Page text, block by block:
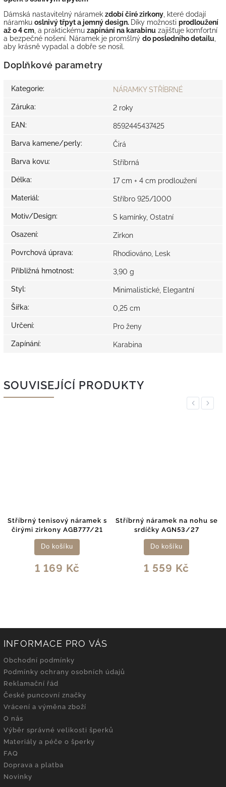
Dámská nastavitelný náramek zdobí čiré zirkony , které dodají
náramku oslnivý třpyt a jemný design. Díky možnosti prodloužení
až o 4 cm , a praktickému zapínání na karabinu zajišťuje komfortní
a bezpečné nošení. Náramek je promšlný do posledního detailu
aby krásně vypadal a dobře se nosil.
Doplňkové parametry
Kategorie: NÁRAMKY STŘÍBRNÉ
Záruka: 2 roky
EAN: 8592445437425
Barva kamene/perly: Čirá
Barva kovu: Stříbrná
Délka: 17 cm + 4 cm prodloužení
Materiál: Stříbro 925/1000
Motiv/Design: S kamínky, Ostatní
Osazení: Zirkon
Povrchová úprava: Rhodiováno, Lesk
Přibližná hmotnost: 3,90 g
Styl: Minimalistické, Elegantní
Šířka: 0,25 cm
Určení: Pro ženy
Zapínání: Karabina
SOUVISEJÍCÍ PRODUKTY
Previous
Stříbrný tenisový náramek s
čirými zirkony AGB777/21
1 169 Kč
Do košíku
Stříbrný náramek na nohu se
srdíčky AGN53/27
1 559 Kč
Do košíku
Next
INFORMACE PRO VÁS
Obchodní podmínky
Podmínky ochrany osobních údajů
Reklamační řád
České puncovní značky
Vrácení a výměna zboží
O nás
Výběr správné velikosti šperků
Materiály a péče o šperky
FAQ
Doprava a platba
Novinky